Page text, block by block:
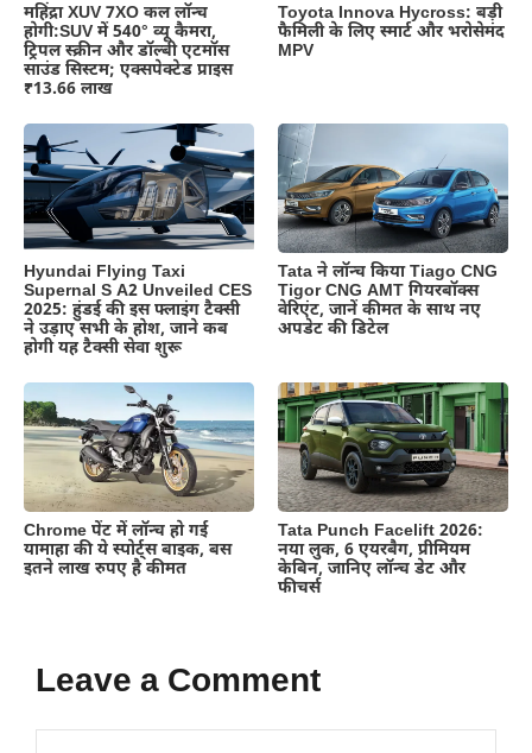
महिंद्रा XUV 7XO कल लॉन्च
होगी:SUV में 540° व्यू कैमरा,
ट्रिपल स्क्रीन और डॉल्बी एटमॉस
साउंड सिस्टम; एक्सपेक्टेड प्राइस
₹13.66 लाख
Toyota Innova Hycross: बड़ी
फैमिली के लिए स्मार्ट और भरोसेमंद
MPV
Hyundai Flying Taxi
Supernal S A2 Unveiled CES
2025: हुंडई की इस फ्लाइंग टैक्सी
ने उड़ाए सभी के होश, जाने कब
होगी यह टैक्सी सेवा शुरू
Tata ने लॉन्च किया Tiago CNG
Tigor CNG AMT गियरबॉक्स
वेरिएंट, जानें कीमत के साथ नए
अपडेट की डिटेल
Chrome पेंट में लॉन्च हो गई
यामाहा की ये स्पोर्ट्स बाइक, बस
इतने लाख रुपए है कीमत
Tata Punch Facelift 2026:
नया लुक, 6 एयरबैग, प्रीमियम
केबिन, जानिए लॉन्च डेट और
फीचर्स
Leave a Comment